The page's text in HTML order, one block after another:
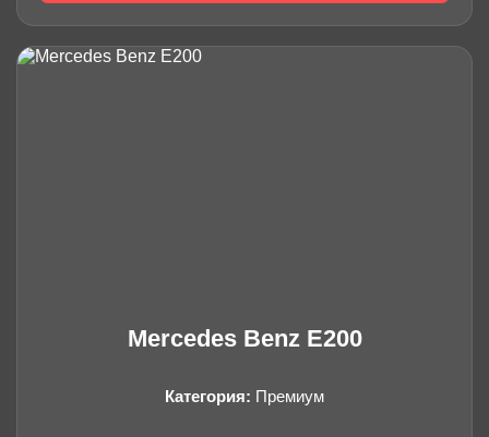
Mercedes Benz E200
Категория: Премиум